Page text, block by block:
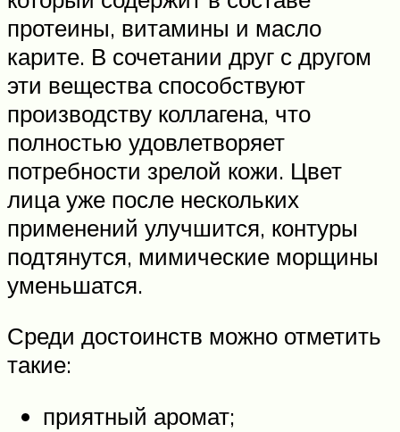
протеины, витамины и масло
карите. В сочетании друг с другом
эти вещества способствуют
производству коллагена, что
полностью удовлетворяет
потребности зрелой кожи. Цвет
лица уже после нескольких
применений улучшится, контуры
подтянутся, мимические морщины
уменьшатся.
Среди достоинств можно отметить
такие:
приятный аромат;